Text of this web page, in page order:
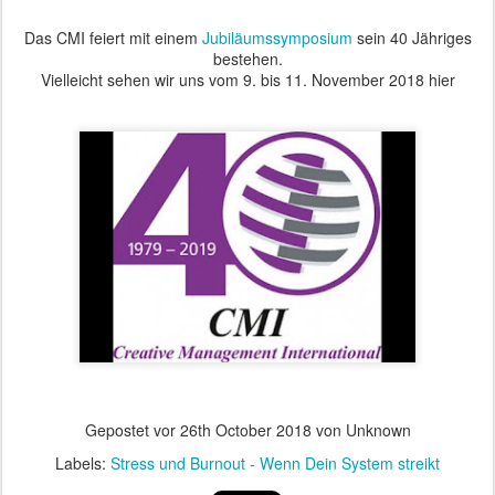
Das CMI feiert mit einem Jubiläumssymposium sein 40 Jähriges
bestehen.
Vielleicht sehen wir uns vom 9. bis 11. November 2018 hier
Gepostet vor 26th October 2018 von Unknown
Labels: Stress und Burnout - Wenn Dein System streikt